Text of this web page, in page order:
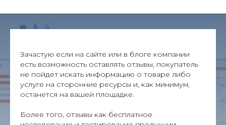
Зачастую если на сайте или в блоге компании
есть возможность оставлять отзывы, покупатель
не пойдет искать информацию о товаре либо
услуге на сторонние ресурсы и, как минимум,
останется на вашей площадке.
Более того, отзывы как бесплатное